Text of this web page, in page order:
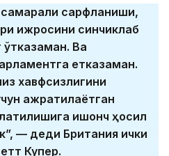
самарали сарфланиши,
ижросини синчиклаб
Ва
етказаман.
хавфсизлигини
ажратилаётган
ишонч ҳосил
— деди Британия ички
Купер.